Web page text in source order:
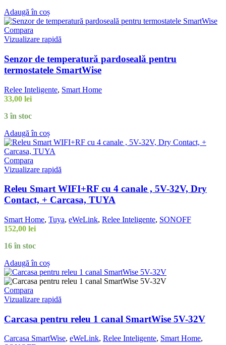
Adaugă în coș
Compara
Vizualizare rapidă
Senzor de temperatură pardoseală pentru
termostatele SmartWise
Relee Inteligente, Smart Home
33,00 lei
3 în stoc
Adaugă în coș
Compara
Vizualizare rapidă
Releu Smart WIFI+RF cu 4 canale , 5V-32V, Dry
Contact, + Carcasa, TUYA
Smart Home, Tuya, eWeLink, Relee Inteligente, SONOFF
152,00 lei
16 în stoc
Adaugă în coș
Compara
Vizualizare rapidă
Carcasa pentru releu 1 canal SmartWise 5V-32V
Carcasa SmartWise, eWeLink, Relee Inteligente, Smart Home,